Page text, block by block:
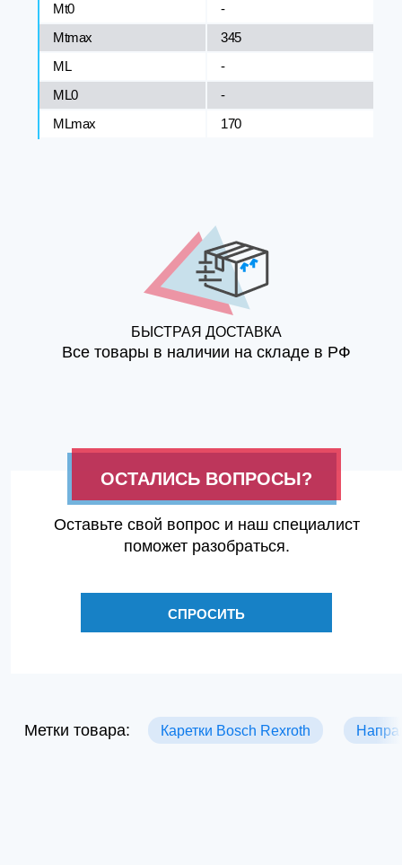
Mt0
-
Mtmax
345
ML
-
ML0
-
MLmax
170
БЫСТРАЯ ДОСТАВКА
Все товары в наличии на складе в РФ
ОСТАЛИСЬ ВОПРОСЫ?
Оставьте свой вопрос и наш специалист
поможет разобраться.
СПРОСИТЬ
Метки товара: Каретки Bosch Rexroth